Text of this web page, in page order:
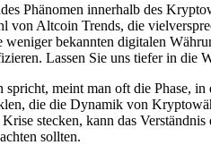
Phänomen innerhalb des
von Altcoin Trends, die
weniger bekannten digitalen
Lassen Sie uns tiefer in die
meint man oft die Phase, in
die die Dynamik von
stecken, kann das
sollten.